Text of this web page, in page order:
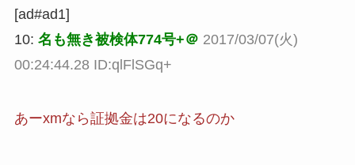
[ad#ad1]
10: 名も無き被検体774号+＠ 2017/03/07(火)
00:24:44.28 ID:qlFlSGq+
あーxmなら証拠金は20になるのか